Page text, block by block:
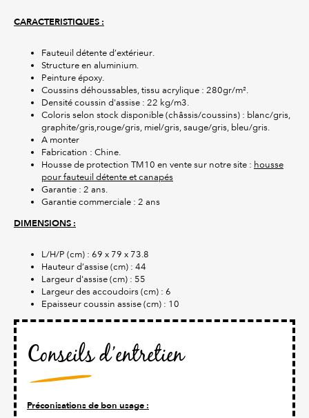
CARACTERISTIQUES :
Fauteuil détente d’extérieur.
Structure en aluminium.
Peinture époxy.
Coussins déhoussables, tissu acrylique : 280gr/m².
Densité coussin d'assise : 22 kg/m3.
Coloris selon stock disponible (châssis/coussins) : blanc/gris,
graphite/gris,rouge/gris, miel/gris, sauge/gris, bleu/gris.
A monter
Fabrication : Chine.
Housse de protection TM10 en vente sur notre site : housse
pour fauteuil détente et canapés
Garantie : 2 ans.
Garantie commerciale : 2 ans
DIMENSIONS :
L/H/P (cm) : 69 x 79 x 73.8
Hauteur d’assise (cm) : 44
Largeur d'assise (cm) : 55
Largeur des accoudoirs (cm) : 6
Epaisseur coussin assise (cm) : 10
Conseils d’entretien
Préconisations de bon usage :